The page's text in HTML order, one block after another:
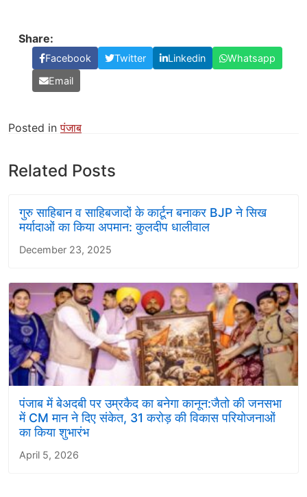
Share:
Facebook Twitter Linkedin
Whatsapp
Email
Posted inपंजाब
Related Posts
गुरु साहिबान व साहिबजादों के कार्टून बनाकर BJP ने सिख
मर्यादाओं का किया अपमान: कुलदीप धालीवाल
December 23, 2025
पंजाब में बेअदबी पर उम्रकैद का बनेगा कानून:जैतो की जनसभा
में CM मान ने दिए संकेत, 31 करोड़ की विकास परियोजनाओं
का किया शुभारंभ
April 5, 2026